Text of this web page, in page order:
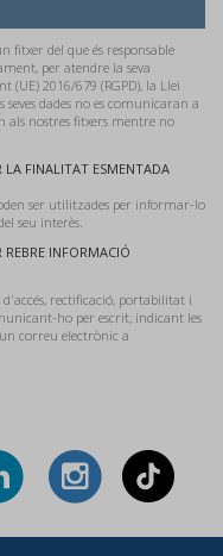
fitxer del que és responsable
per atendre la seva
(UE) 2016/679 (RGPD), la Llei
seves dades no es comunicaran a
als nostres fitxers mentre no
LA FINALITAT ESMENTADA
ser utilitzades per informar-lo
seu interès.
REBRE INFORMACIÓ
rectificació, portabilitat i
ho per escrit, indicant les
correu electrònic a